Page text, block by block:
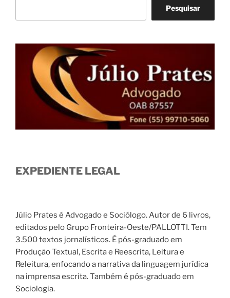
Pesquisar
EXPEDIENTE LEGAL
Júlio Prates é Advogado e Sociólogo. Autor de 6 livros,
editados pelo Grupo Fronteira-Oeste/PALLOTTI. Tem
3.500 textos jornalísticos. É pós-graduado em
Produção Textual, Escrita e Reescrita, Leitura e
Releitura, enfocando a narrativa da linguagem jurídica
na imprensa escrita. Também é pós-graduado em
Sociologia.